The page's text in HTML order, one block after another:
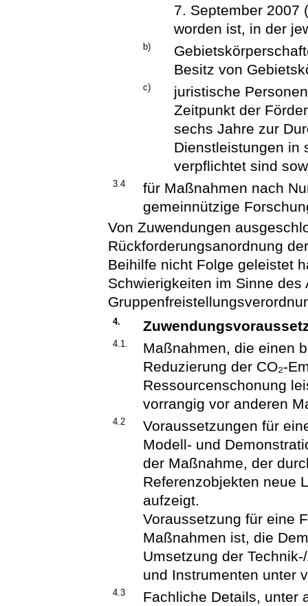
7. September 2007
worden ist, in der
b)
Besitz von
c)
juristische
Zeitpunkt der
sechs Jahre zur
Dienstleistungen in
verpflichtet sind
3.4
für Maßnahmen nach
gemeinnützige
Von Zuwendungen
Rückforderungsanordnung
Beihilfe nicht Folge geleistet
Schwierigkeiten im Sinne
4.
4.1.
Maßnahmen, die einen
Reduzierung der CO₂-
Ressourcenschonung
vorrangig vor anderen
4.2
Voraussetzungen für
Modell- und
der Maßnahme, der
Referenzobjekten neue
aufzeigt.
Voraussetzung für eine
Maßnahmen ist, die
Umsetzung der
und Instrumenten unter
4.3
Fachliche Details, unter